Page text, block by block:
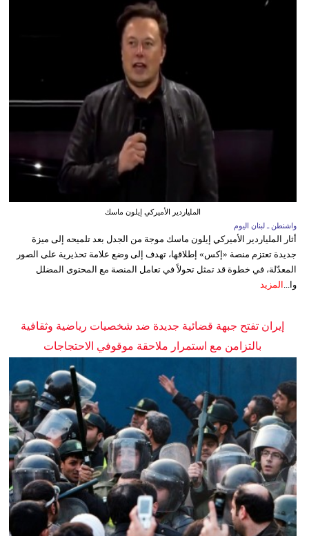
الملياردير الأميركي إيلون ماسك
واشنطن ـ لبنان اليوم
أثار الملياردير الأميركي إيلون ماسك موجة من الجدل بعد تلميحه إلى ميزة
جديدة تعتزم منصة «إكس» إطلاقها، تهدف إلى وضع علامة تحذيرية على الصور
المعدّلة، في خطوة قد تمثل تحولاً في تعامل المنصة مع المحتوى المضلل
وا...
المزيد
إيران تفتح جبهة قضائية جديدة ضد شخصيات رياضية وثقافية
بالتزامن مع استمرار ملاحقة موقوفي الاحتجاجات